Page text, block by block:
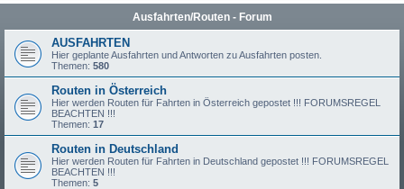
Ausfahrten/Routen - Forum
AUSFAHRTEN
Hier geplante Ausfahrten und Antworten zu Ausfahrten posten.
Themen: 580
Routen in Österreich
Hier werden Routen für Fahrten in Österreich gepostet !!! FORUMSREGEL
BEACHTEN !!!
Themen: 17
Routen in Deutschland
Hier werden Routen für Fahrten in Deutschland gepostet !!! FORUMSREGEL
BEACHTEN !!!
Themen: 5